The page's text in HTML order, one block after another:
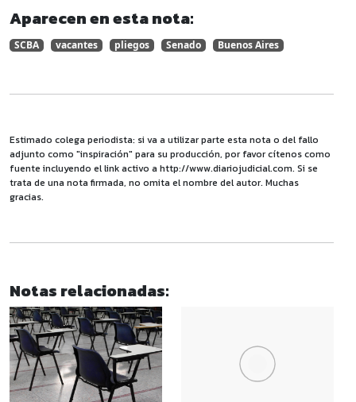
Aparecen en esta nota:
SCBA vacantes pliegos Senado Buenos Aires
Estimado colega periodista: si va a utilizar parte esta nota o del fallo
adjunto como "inspiración" para su producción, por favor cítenos como
fuente incluyendo el link activo a http://www.diariojudicial.com. Si se
trata de una nota firmada, no omita el nombre del autor. Muchas
gracias.
Notas relacionadas: